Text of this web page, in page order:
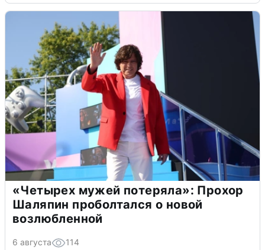
«Четырех мужей потеряла»: Прохор
Шаляпин проболтался о новой
возлюбленной
6 августа 114